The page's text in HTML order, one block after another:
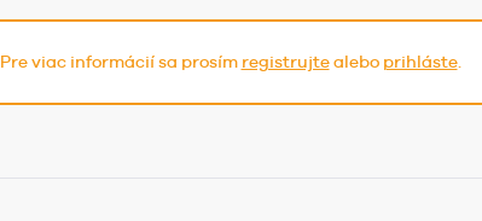
Pre viac informácií sa prosím registrujtealebo prihláste.